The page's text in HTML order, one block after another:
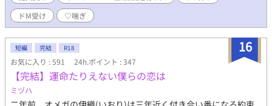
淫奔なユンファは特定の彼氏などいらない、とそれを幾度ものら
りくらりかわしてきたものの、ついにソンジュの熱意に負け、交
自分が他の男とセックスすることを許すこと」という不当な条件
をソンジュに突きつけてきた。 しかしソンジュは念願ともあって
その条件を唯唯諾諾と呑み、ユンファとの交際を開始する。 そし
て月日は流れ、思いのほか順調な交際の末に二人は結婚した。 と
ころが――。 二人にとって初めての結婚記念日――ソンジュが仕
事から家に帰ると、なんとその日にまでユンファは他の男とセッ
ドM受け
♡喘ぎ
16
短編 完結 R18
お気に入り : 591 24h.ポイント : 347
【完結】運命たりえない僕らの恋は
ミヅハ